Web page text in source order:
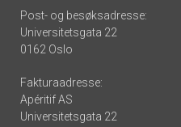
Post- og besøksadresse:
Universitetsgata 22
0162 Oslo
Fakturaadresse:
Apéritif AS
Universitetsgata 22